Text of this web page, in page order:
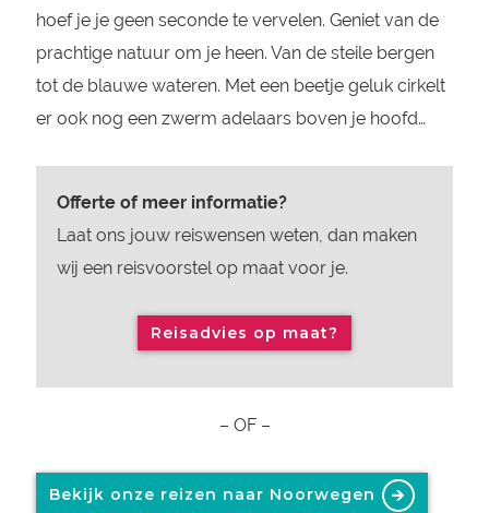
hoef je je geen seconde te vervelen. Geniet van de
prachtige natuur om je heen. Van de steile bergen
tot de blauwe wateren. Met een beetje geluk cirkelt
er ook nog een zwerm adelaars boven je hoofd…
Offerte of meer informatie?
Laat ons jouw reiswensen weten, dan maken
wij een reisvoorstel op maat voor je.
Reisadvies op maat?
– OF –
Bekijk onze reizen naar Noorwegen